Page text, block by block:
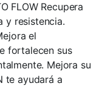
FLOW Recupera
y resistencia.
el
fortalecen sus
Mejora su
te ayudará a